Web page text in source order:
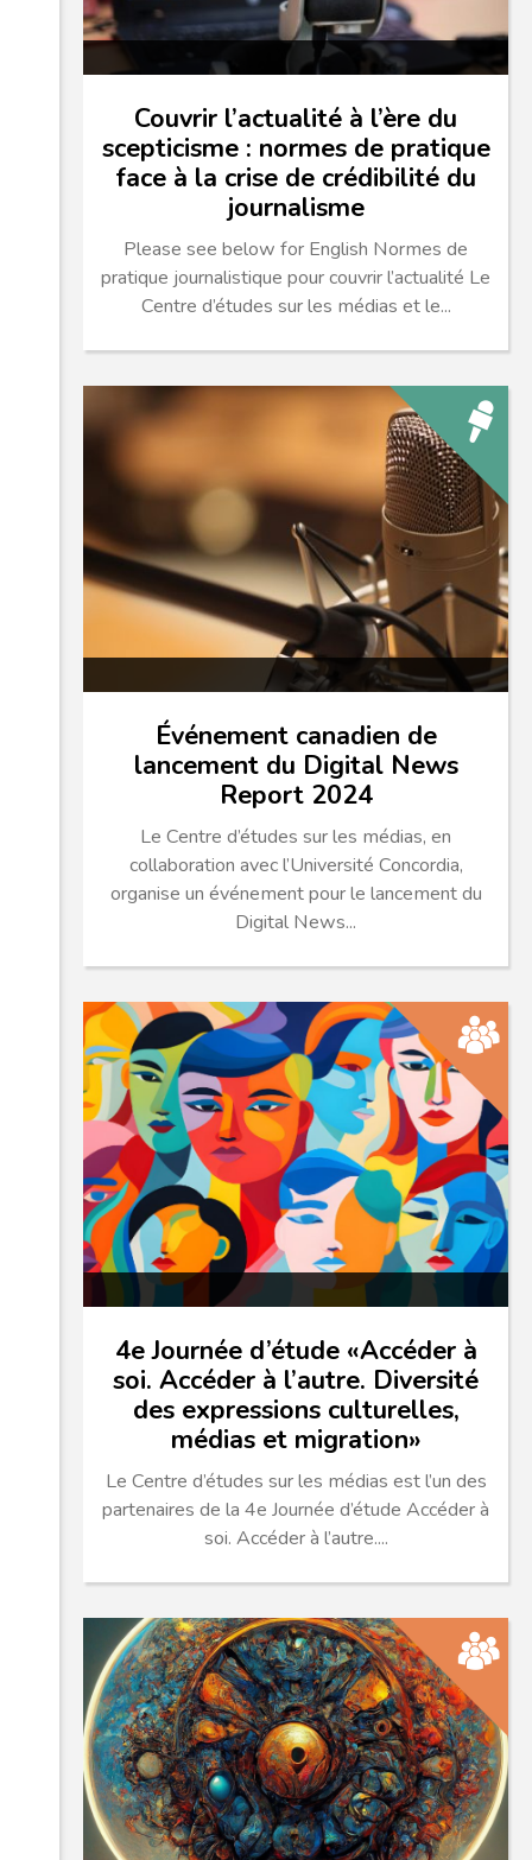
Couvrir l’actualité à l’ère du
scepticisme : normes de pratique
face à la crise de crédibilité du
journalisme
Please see below for English Normes de
pratique journalistique pour couvrir l’actualité Le
Centre d’études sur les médias et le...
Événement canadien de
lancement du Digital News
Report 2024
Le Centre d’études sur les médias, en
collaboration avec l’Université Concordia,
organise un événement pour le lancement du
Digital News...
4e Journée d’étude «Accéder à
soi. Accéder à l’autre. Diversité
des expressions culturelles,
médias et migration»
Le Centre d’études sur les médias est l’un des
partenaires de la 4e Journée d’étude Accéder à
soi. Accéder à l’autre....